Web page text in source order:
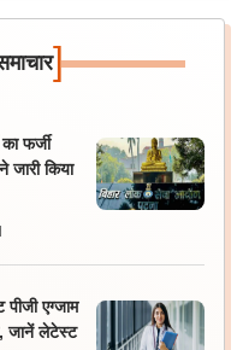
]
फर्जी
जारी किया
एग्जाम
जानें लेटेस्ट